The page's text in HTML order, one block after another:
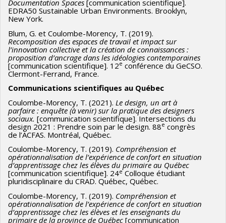
Documentation Spaces [communication scientifique].
EDRA50 Sustainable Urban Environments. Brooklyn,
New York.
Blum, G. et Coulombe-Morency, T. (2019).
Recomposition des espaces de travail et impact sur
l’innovation collective et la création de connaissances :
proposition d’ancrage dans les idéologies contemporaines
[communication scientifique]. 12e conférence du GeCSO.
Clermont-Ferrand, France.
Communications scientifiques au Québec
Coulombe-Morency, T. (2021). Le design, un art à
parfaire : enquête (à venir) sur la pratique des designers
sociaux. [communication scientifique]. Intersections du
design 2021 : Prendre soin par le design. 88e congrès
de l’ACFAS. Montréal, Québec.
Coulombe-Morency, T. (2019). Compréhension et
opérationnalisation de l’expérience de confort en situation
d’apprentissage chez les élèves du primaire au Québec
[communication scientifique]. 24eColloque étudiant
pluridisciplinaire du CRAD. Québec, Québec.
Coulombe-Morency, T. (2019). Compréhension et
opérationnalisation de l’expérience de confort en situation
d’apprentissage chez les élèves et les enseignants du
primaire de la province de Québec [communication